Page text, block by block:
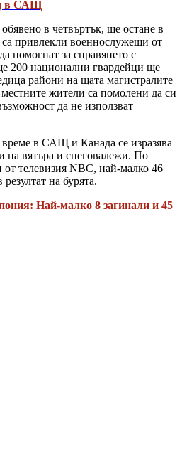
в САЩ
в четвъртък, ще остане в
привлекли военнослужещи от
помогнат за справянето с
200 национални гвардейци ще
райони на щата магистралите
жители са помолени да си
да не използват
в САЩ и Канада се изразява
на вятъра и снеговалежи. По
телевизия NBC, най-малко 46
на бурята.
Най-малко 8 загинали и 45